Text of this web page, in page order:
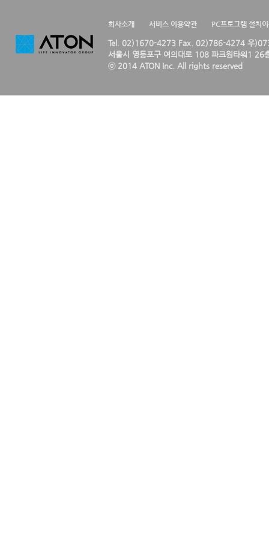
회사소개 서비스 이용약관 PC프로그램 설치
Tel. 02)1670-4273 Fax. 02)786-4274 우
서울시 영등포구 여의대로 108 파크원타워1 26
ⓒ 2014 ATON Inc. All rights reserved